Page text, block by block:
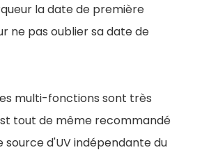
la date de première
ne pas oublier sa date de
multi-fonctions sont très
tout de même recommandé
source d'UV indépendante du